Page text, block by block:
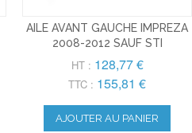
AILE AVANT GAUCHE IMPREZA
2008-2012 SAUF STI
HT : 128,77 €
TTC : 155,81 €
AJOUTER AU PANIER